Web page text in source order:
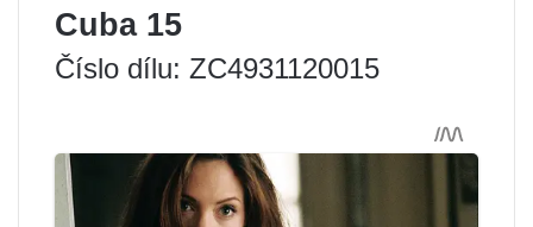
Cuba 15
Číslo dílu: ZC4931120015